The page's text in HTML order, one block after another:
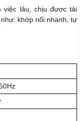
việc lâu, chịu được tải
khớp nối nhanh, tự